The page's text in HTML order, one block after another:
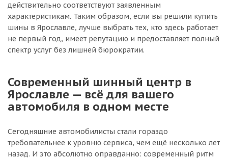
действительно соответствуют заявленным
характеристикам. Таким образом, если вы решили купить
шины в Ярославле, лучше выбрать тех, кто здесь работает
не первый год, имеет репутацию и предоставляет полный
спектр услуг без лишней бюрократии.
Современный шинный центр в
Ярославле — всё для вашего
автомобиля в одном месте
Сегодняшние автомобилисты стали гораздо
требовательнее к уровню сервиса, чем ещё несколько лет
назад. И это абсолютно оправданно: современный ритм